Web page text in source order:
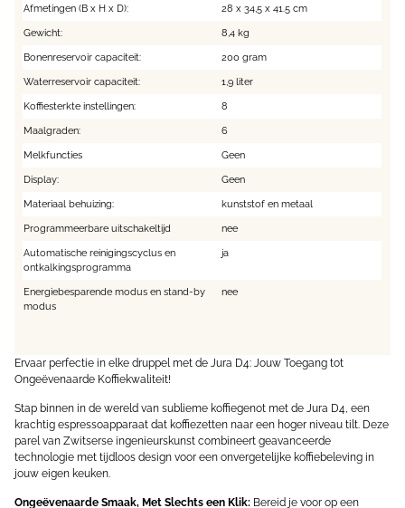
Afmetingen (B x H x D): 28 x 34,5 x 41.5 cm
Gewicht: 8,4 kg
Bonenreservoir capaciteit: 200 gram
Waterreservoir capaciteit: 1,9 liter
Koffiesterkte instellingen: 8
Maalgraden: 6
Melkfuncties Geen
Display: Geen
Materiaal behuizing: kunststof en metaal
Programmeerbare uitschakeltijd nee
Automatische reinigingscyclus en
ontkalkingsprogramma
ja
Energiebesparende modus en stand-by
modus
nee
Ervaar perfectie in elke druppel met de Jura D4: Jouw Toegang tot
Ongeëvenaarde Koffiekwaliteit!
Stap binnen in de wereld van sublieme koffiegenot met de Jura D4, een
krachtig espressoapparaat dat koffiezetten naar een hoger niveau tilt. Deze
parel van Zwitserse ingenieurskunst combineert geavanceerde
technologie met tijdloos design voor een onvergetelijke koffiebeleving in
jouw eigen keuken.
Ongeëvenaarde Smaak, Met Slechts een Klik: Bereid je voor op een